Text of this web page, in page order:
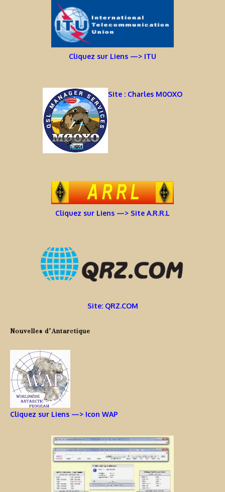
Cliquez sur Liens —> ITU
Site : Charles M0OXO
Cliquez sur Liens —> Site A.R.R.L
Site: QRZ.COM
Nouvelles d’Antarctique
Cliquez sur Liens —> Icon WAP